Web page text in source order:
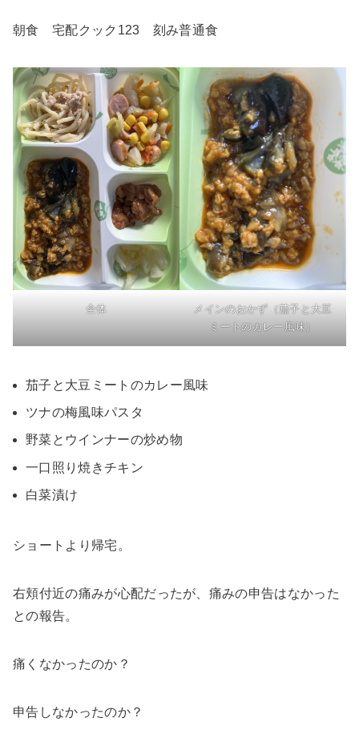
朝食 宅配クック123 刻み普通食
全体
メインのおかず（茄子と大豆
ミートのカレー風味）
茄子と大豆ミートのカレー風味
ツナの梅風味パスタ
野菜とウインナーの炒め物
一口照り焼きチキン
白菜漬け
ショートより帰宅。
右頬付近の痛みが心配だったが、痛みの申告はなかった
との報告。
痛くなかったのか？
申告しなかったのか？